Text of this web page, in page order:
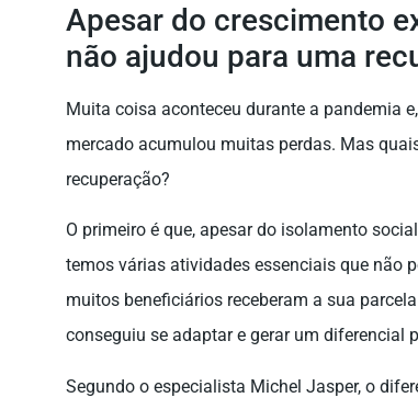
Apesar do crescimento
não ajudou para uma
Muita coisa aconteceu durante a pandemia
mercado acumulou muitas perdas. Mas
recuperação?
O primeiro é que, apesar do isolamento
temos várias atividades essenciais que não
muitos beneficiários receberam a sua
conseguiu se adaptar e gerar um diferencial
Segundo o especialista Michel Jasper, o